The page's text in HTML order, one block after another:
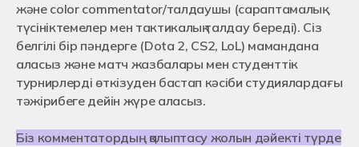
және color commentator/талдаушы (сараптамалық
түсініктемелер мен тактикалық талдау береді). Сіз
белгілі бір пәндерге (Dota 2, CS2, LoL) мамандана
аласыз және матч жазбалары мен студенттік
турнирлерді өткізуден бастап кәсіби студиялардағы
тәжірибеге дейін жүре аласыз.
Біз комментатордың қалыптасу жолын дәйекті түрде